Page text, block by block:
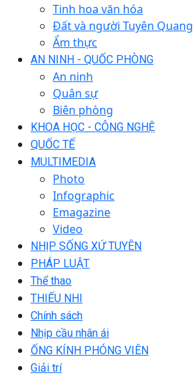
Tinh hoa văn hóa
Đất và người Tuyên Quang
Ẩm thực
AN NINH - QUỐC PHÒNG
An ninh
Quân sự
Biên phòng
KHOA HỌC - CÔNG NGHỆ
QUỐC TẾ
MULTIMEDIA
Photo
Infographic
Emagazine
Video
NHỊP SỐNG XỨ TUYÊN
PHÁP LUẬT
Thể thao
THIẾU NHI
Chính sách
Nhịp cầu nhân ái
ỐNG KÍNH PHÓNG VIÊN
Giải trí